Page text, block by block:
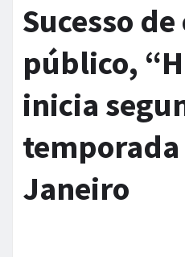
Sucesso
público,
inicia
temporada
Janeiro